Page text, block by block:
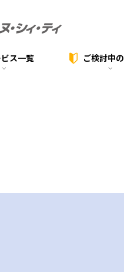
ス一覧 ご検討中の